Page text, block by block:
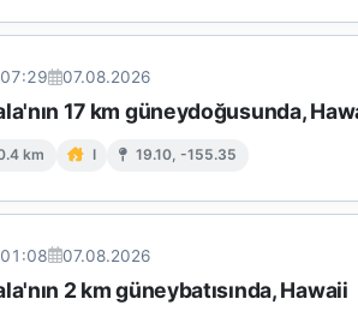
07.08.2026
17 km güneydoğusunda,
km I 19.10, -155.35
07.08.2026
2 km güneybatısında, Hawaii